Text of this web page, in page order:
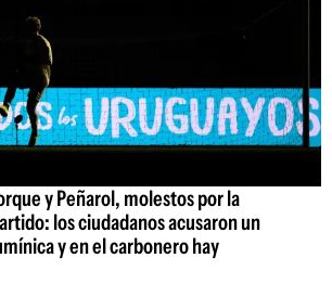
y Peñarol, molestos por la
los ciudadanos acusaron un
y en el carbonero hay